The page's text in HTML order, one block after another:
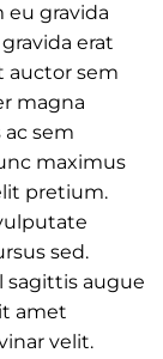
eu gravida
erat
auctor sem
magna
sem
maximus
pretium.
sed.
sagittis augue
amet
velit.